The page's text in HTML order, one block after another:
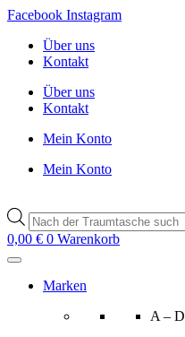
Zum
wechseln
Facebook Instagram
Über uns
Kontakt
Über uns
Kontakt
Mein Konto
Mein Konto
Products
search
0,00 € 0 Warenkorb
Marken
A – D